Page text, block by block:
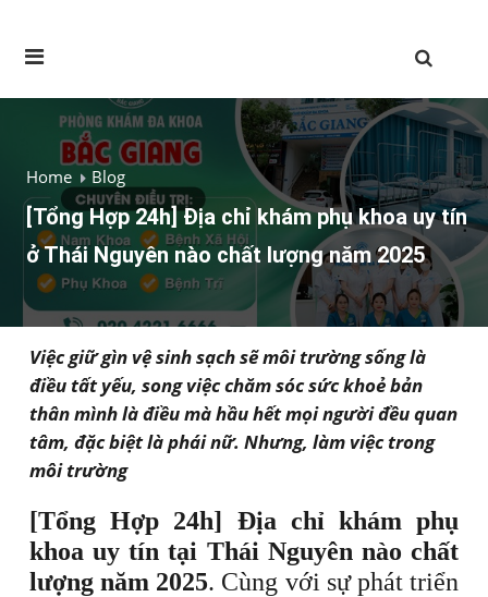
Home Blog
[Tổng Hợp 24h] Địa chỉ khám phụ khoa uy tín
ở Thái Nguyên nào chất lượng năm 2025
Việc giữ gìn vệ sinh sạch sẽ môi trường sống là
điều tất yếu, song việc chăm sóc sức khoẻ bản
thân mình là điều mà hầu hết mọi người đều quan
tâm, đặc biệt là phái nữ. Nhưng, làm việc trong
môi trường
[Tổng Hợp 24h] Địa chỉ khám phụ
khoa uy tín tại Thái Nguyên nào chất
lượng năm 2025. Cùng với sự phát triển